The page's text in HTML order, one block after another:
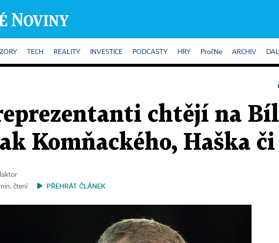
TECH REALITY INVESTICE PODCASTY HRY PročNe ARCHIV
chtějí na
Komňackého, Haška
čtení
PŘEHRÁT ČLÁNEK